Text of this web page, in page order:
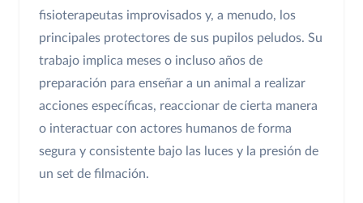
fisioterapeutas improvisados y, a menudo, los
principales protectores de sus pupilos peludos. Su
trabajo implica meses o incluso años de
preparación para enseñar a un animal a realizar
acciones específicas, reaccionar de cierta manera
o interactuar con actores humanos de forma
segura y consistente bajo las luces y la presión de
un set de filmación.